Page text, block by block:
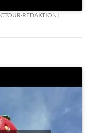
CTOUR-REDAKTION